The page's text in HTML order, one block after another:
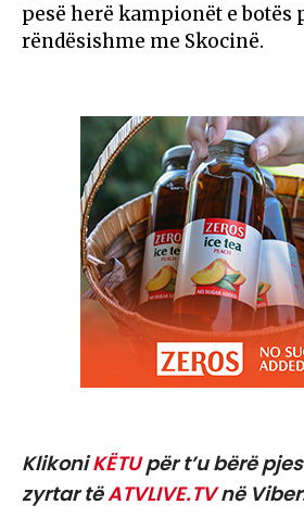
pesë herë kampionët e botës
rëndësishme me Skocinë.
KlikoniKËTUpër t’u bërë
zyrtar tëATVLIVE.TVnë